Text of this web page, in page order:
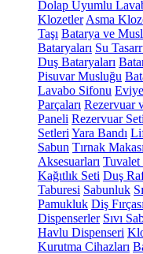
Dolap Uyumlu
Klozetler Asma
Taşı Batarya ve
Bataryaları Su
Duş Bataryaları
Pisuvar Musluğu
Lavabo Sifonu
Parçaları Rezervuar
Paneli Rezervuar Seti
Setleri Yara Bandı
Sabun Tırnak Makası
Aksesuarları Tuvalet
Kağıtlık Seti Duş
Taburesi Sabunluk
Pamukluk Diş
Dispenserler Sıvı
Havlu Dispenseri
Kurutma Cihazları